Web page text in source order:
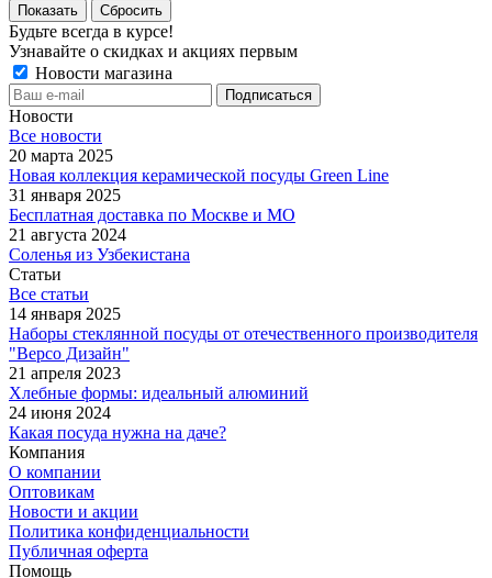
Сбросить
Будьте всегда в курсе!
Узнавайте о скидках и акциях первым
Новости магазина
Новости
Все новости
20 марта 2025
Новая коллекция керамической посуды Green Line
31 января 2025
Бесплатная доставка по Москве и МО
21 августа 2024
Соленья из Узбекистана
Статьи
Все статьи
14 января 2025
Наборы стеклянной посуды от отечественного производителя
"Версо Дизайн"
21 апреля 2023
Хлебные формы: идеальный алюминий
24 июня 2024
Какая посуда нужна на даче?
Компания
О компании
Оптовикам
Новости и акции
Политика конфиденциальности
Публичная оферта
Помощь